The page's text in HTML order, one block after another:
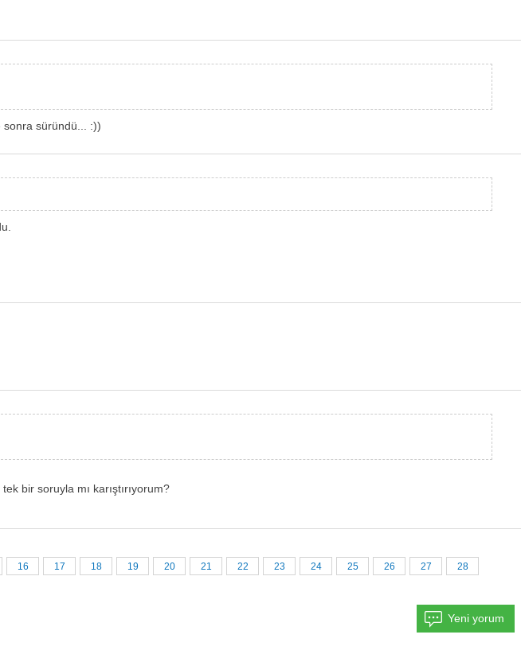
sonra süründü... :))
bir soruyla mı karıştırıyorum?
16 17 18 19 20 21 22 23 24 25 26 27
28
Yeni yorum